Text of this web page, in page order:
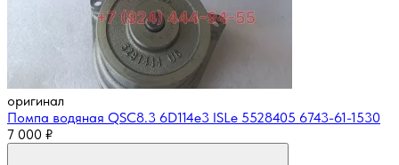
оригинал
Помпа водяная QSC8.3 6D114e3 ISLe 5528405 6743-61-1530
7 000 ₽